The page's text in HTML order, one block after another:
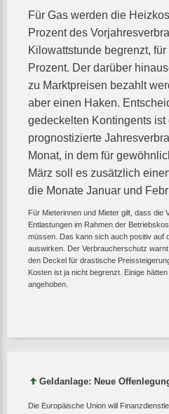
Für Gas werden die
Prozent des
Kilowattstunde begrenzt,
Prozent. Der darüber
zu Marktpreisen bezahlt
aber einen Haken.
gedeckelten Kontingents
prognostizierte
Monat, in dem für
März soll es zusätzlich
die Monate Januar und
Für Mieterinnen und Mieter gilt, dass die
Entlastungen im Rahmen der
müssen. Das kann sich auch positiv auf
auswirken. Der Verbraucherschutz
den Deckel für drastische
Kosten ist ja nicht begrenzt. Einige
angehoben.
Geldanlage: Neue
Die Europäische Union will